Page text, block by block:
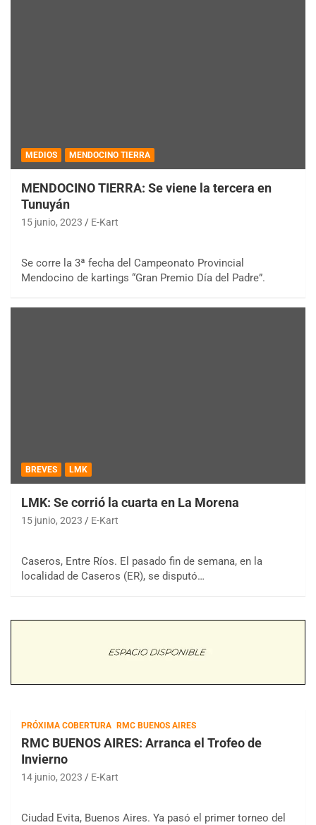
MEDIOS MENDOCINO TIERRA
MENDOCINO TIERRA: Se viene la tercera en
Tunuyán
15 junio, 2023 E-Kart
Se corre la 3ª fecha del Campeonato Provincial
Mendocino de kartings “Gran Premio Día del Padre”.
BREVES LMK
LMK: Se corrió la cuarta en La Morena
15 junio, 2023 E-Kart
Caseros, Entre Ríos. El pasado fin de semana, en la
localidad de Caseros (ER), se disputó…
PRÓXIMA COBERTURA RMC BUENOS AIRES
RMC BUENOS AIRES: Arranca el Trofeo de
Invierno
14 junio, 2023 E-Kart
Ciudad Evita, Buenos Aires. Ya pasó el primer torneo del